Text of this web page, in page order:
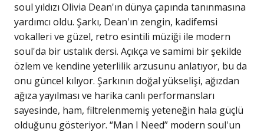
soul yıldızı Olivia Dean'ın dünya çapında tanınmasına
yardımcı oldu. Şarkı, Dean'ın zengin, kadifemsi
vokalleri ve güzel, retro esintili müziği ile modern
soul'da bir ustalık dersi. Açıkça ve samimi bir şekilde
özlem ve kendine yeterlilik arzusunu anlatıyor, bu da
onu güncel kılıyor. Şarkının doğal yükselişi, ağızdan
ağıza yayılması ve harika canlı performansları
sayesinde, ham, filtrelenmemiş yeteneğin hala güçlü
olduğunu gösteriyor. “Man I Need” modern soul'un